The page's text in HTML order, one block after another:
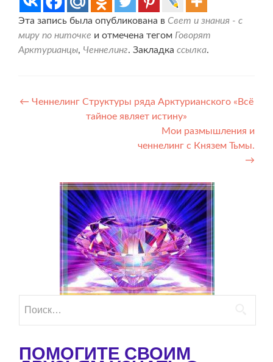
Эта запись была опубликована в Свет и знания - с
миру по ниточке и отмечена тегом Говорят
Арктурианцы, Ченнелинг. Закладка ссылка.
Навигация
← Ченнелинг Структуры ряда Арктурианского «Всё
тайное являет истину»
Мои размышления и
ченнелинг с Князем Тьмы.
→
ПОМОГИТЕ СВОИМ